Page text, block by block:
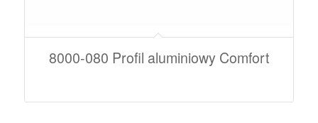
8000-080 Profil aluminiowy Comfort